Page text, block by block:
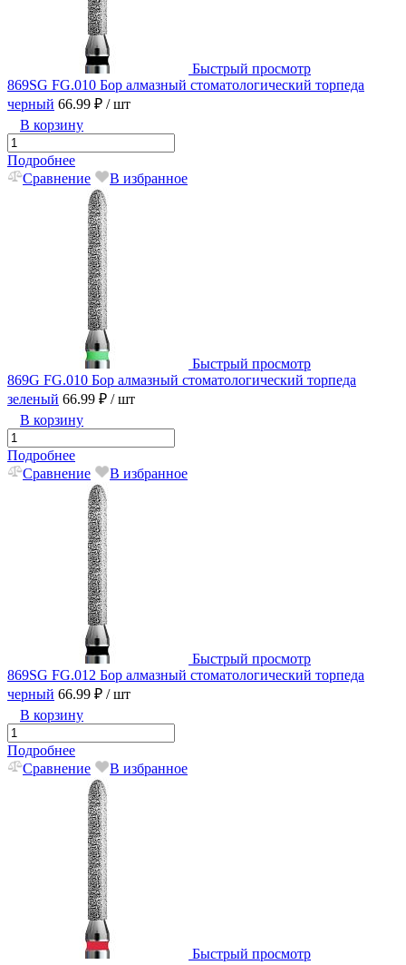
Быстрый просмотр
869SG FG.010 Бор алмазный стоматологический торпеда
черный 66.99 ₽ / шт
В корзину
Подробнее
Сравнение
В избранное
Быстрый просмотр
869G FG.010 Бор алмазный стоматологический торпеда
зеленый 66.99 ₽ / шт
В корзину
Подробнее
Сравнение
В избранное
Быстрый просмотр
869SG FG.012 Бор алмазный стоматологический торпеда
черный 66.99 ₽ / шт
В корзину
Подробнее
Сравнение
В избранное
Быстрый просмотр